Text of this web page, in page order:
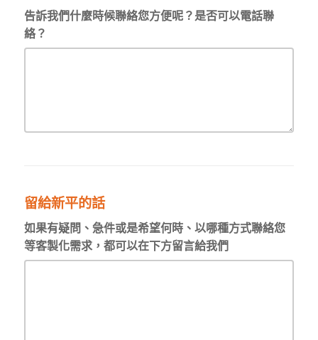
告訴我們什麼時候聯絡您方便呢？是否可以電話聯
絡？
留給新平的話
如果有疑問、急件或是希望何時、以哪種方式聯絡您
等客製化需求，都可以在下方留言給我們